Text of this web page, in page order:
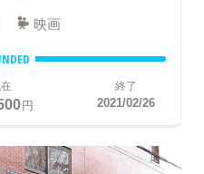
映画
円
終了
2021/02/26